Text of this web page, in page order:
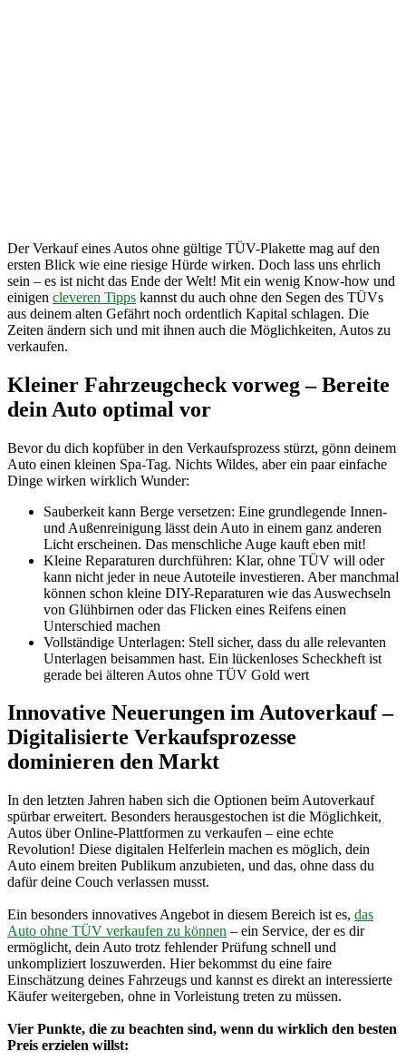
Der Verkauf eines Autos ohne gültige TÜV-Plakette mag auf den
ersten Blick wie eine riesige Hürde wirken. Doch lass uns ehrlich
sein – es ist nicht das Ende der Welt! Mit ein wenig Know-how und
einigen cleveren Tipps kannst du auch ohne den Segen des TÜVs
aus deinem alten Gefährt noch ordentlich Kapital schlagen. Die
Zeiten ändern sich und mit ihnen auch die Möglichkeiten, Autos zu
verkaufen.
Kleiner Fahrzeugcheck vorweg – Bereite
dein Auto optimal vor
Bevor du dich kopfüber in den Verkaufsprozess stürzt, gönn deinem
Auto einen kleinen Spa-Tag. Nichts Wildes, aber ein paar einfache
Dinge wirken wirklich Wunder:
Sauberkeit kann Berge versetzen: Eine grundlegende Innen-
und Außenreinigung lässt dein Auto in einem ganz anderen
Licht erscheinen. Das menschliche Auge kauft eben mit!
Kleine Reparaturen durchführen: Klar, ohne TÜV will oder
kann nicht jeder in neue Autoteile investieren. Aber manchmal
können schon kleine DIY-Reparaturen wie das Auswechseln
von Glühbirnen oder das Flicken eines Reifens einen
Unterschied machen
Vollständige Unterlagen: Stell sicher, dass du alle relevanten
Unterlagen beisammen hast. Ein lückenloses Scheckheft ist
gerade bei älteren Autos ohne TÜV Gold wert
Innovative Neuerungen im Autoverkauf –
Digitalisierte Verkaufsprozesse
dominieren den Markt
In den letzten Jahren haben sich die Optionen beim Autoverkauf
spürbar erweitert. Besonders herausgestochen ist die Möglichkeit,
Autos über Online-Plattformen zu verkaufen – eine echte
Revolution! Diese digitalen Helferlein machen es möglich, dein
Auto einem breiten Publikum anzubieten, und das, ohne dass du
dafür deine Couch verlassen musst.
Ein besonders innovatives Angebot in diesem Bereich ist es, das
Auto ohne TÜV verkaufen zu können – ein Service, der es dir
ermöglicht, dein Auto trotz fehlender Prüfung schnell und
unkompliziert loszuwerden. Hier bekommst du eine faire
Einschätzung deines Fahrzeugs und kannst es direkt an interessierte
Käufer weitergeben, ohne in Vorleistung treten zu müssen.
Vier Punkte, die zu beachten sind, wenn du wirklich den besten
Preis erzielen willst: